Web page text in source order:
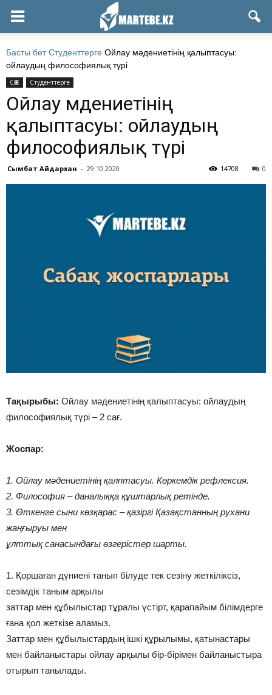
Басты бет Студенттерге Ойлау мәдениетінің қалыптасуы:
ойлаудың философиялық түрі
СӨЖ Студенттерге
Ойлау мәдениетінің
қалыптасуы: ойлаудың
философиялық түрі
Сымбат Айдархан - 29.10.2020 0
14708
Тақырыбы: Ойлау мәдениетінің қалыптасуы: ойлаудың
философиялық түрі – 2 сағ.
Жоспар:
1. Ойлау мәдениетінің қалптасуы. Көркемдік рефлексия.
2. Философия – даналыққа құштарлық ретінде.
3. Өткенге сыни көзқарас – қазіргі Қазақстанның рухани
жаңғыруы мен
ұлттық санасындағы өзгерістер шарты.
1. Қоршаған дүниені танып білуде тек сезіну жеткіліксіз,
сезімдік таным арқылы
заттар мен құбылыстар тұралы үстірт, қарапайым білімдерге
ғана қол жеткізе аламыз.
Заттар мен құбылыстардың ішкі құрылымы, қатынастары
мен байланыстары ойлау арқылы бір-бірімен байланыстыра
отырып танылады.